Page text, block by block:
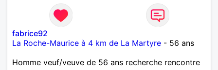
fabrice92
La Roche-Maurice à 4 km de La Martyre - 56 ans
Homme veuf/veuve de 56 ans recherche rencontre